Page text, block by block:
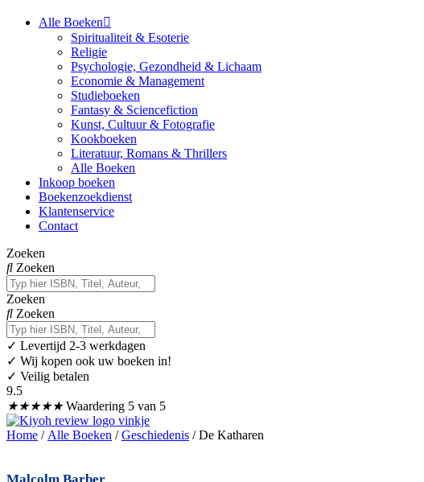
Alle Boeken
Spiritualiteit & Esoterie
Religie
Psychologie, Gezondheid & Lichaam
Economie & Management
Studieboeken
Fantasy & Sciencefiction
Kunst, Cultuur & Fotografie
Kookboeken
Literatuur, Romans & Thrillers
Alle Boeken
Inkoop boeken
Boekenzoekdienst
Klantenservice
Contact
Zoeken
Zoeken
Zoeken
Zoeken
✓ Levertijd 2-3 werkdagen
✓ Wij kopen ook uw boeken in!
✓ Veilig betalen
9.5
★★★★★ Waardering 5 van 5
Home / Alle Boeken /Geschiedenis / De Katharen